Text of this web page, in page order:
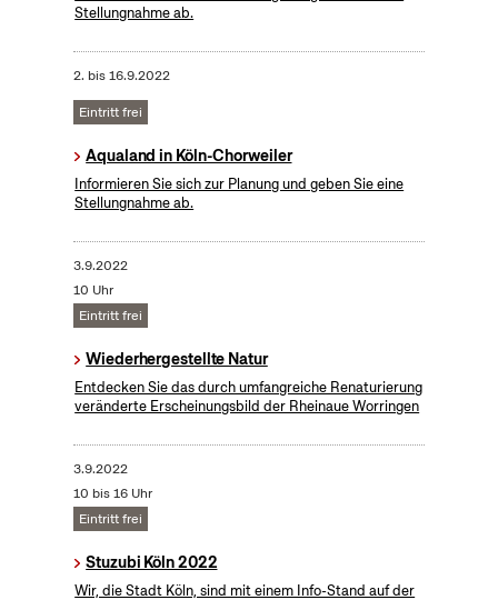
Stellungnahme ab.
2. bis16.9.2022
Eintritt frei
Aqualand in Köln-Chorweiler
Informieren Sie sich zur Planung und geben Sie eine
Stellungnahme ab.
3.9.2022
10 Uhr
Eintritt frei
Wiederhergestellte Natur
Entdecken Sie das durch umfangreiche Renaturierung
veränderte Erscheinungsbild der Rheinaue Worringen
3.9.2022
10 bis 16 Uhr
Eintritt frei
Stuzubi Köln 2022
Wir, die Stadt Köln, sind mit einem Info-Stand auf der